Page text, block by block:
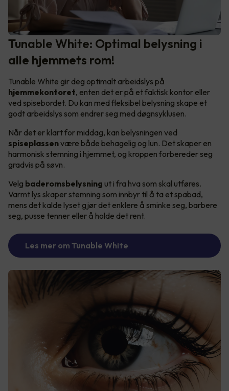
Tunable White: Optimal belysning i
alle hjemmets rom!
Tunable White gir deg optimalt arbeidslys på
hjemmekontoret, enten det er på et faktisk kontor eller
ved spisebordet. Du kan med fleksibel belysning skape et
godt arbeidslys som endrer seg med døgnsyklusen.
Når det er klart for middag, kan belysningen ved
spiseplassenvære både behagelig og lun. Det skaper en
harmonisk stemning i hjemmet, og kroppen forbereder seg
gradvis på søvn.
Velg baderomsbelysning ut i fra hva som skal utføres.
Varmt lys skaper stemning som innbyr til å ta et spabad,
mens det kalde lyset gjør det enklere å sminke seg, barbere
seg, pusse tenner eller å holde det rent.
Les mer om Tunable White